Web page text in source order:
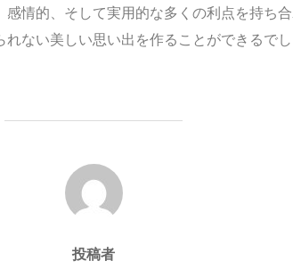
情的、そして実用的な多くの利点を持ち
ない美しい思い出を作ることができるで
投稿者
投稿者